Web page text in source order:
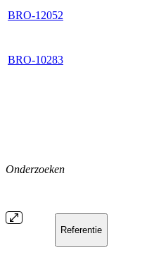
BRO-12052
BRO-10283
Onderzoeken
Referentie